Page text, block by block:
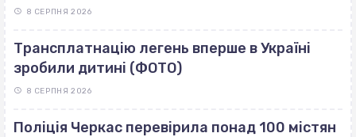
8 СЕРПНЯ 2026
Трансплатнацію легень вперше в Україні
зробили дитині (ФОТО)
8 СЕРПНЯ 2026
Поліція Черкас перевірила понад 100 містян